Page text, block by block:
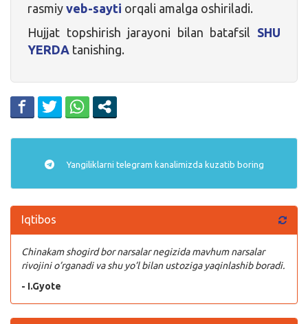
rasmiy veb-sayti orqali amalga oshiriladi.
Hujjat topshirish jarayoni bilan batafsil SHU
YERDA tanishing.
Yangiliklarni telegram kanalimizda kuzatib boring
Iqtibos
Chinakam shogird bor narsalar negizida mavhum narsalar
rivojini o’rganadi va shu yo’l bilan ustoziga yaqinlashib boradi.
- I.Gyote